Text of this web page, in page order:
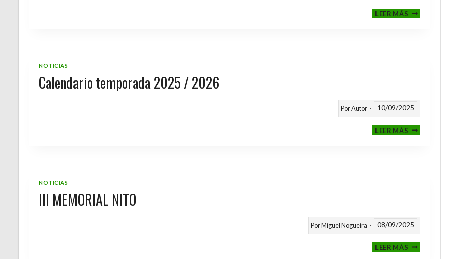
LEER MÁSFASE
NOTICIAS
Calendario temporada 2025 / 2026
PorAutor 10/09/2025
LEER MÁSCALENDARIO
TEMPORADA
NOTICIAS
III MEMORIAL NITO
PorMiguel Nogueira 08/09/2025
LEER MÁSIII
MEMORIAL